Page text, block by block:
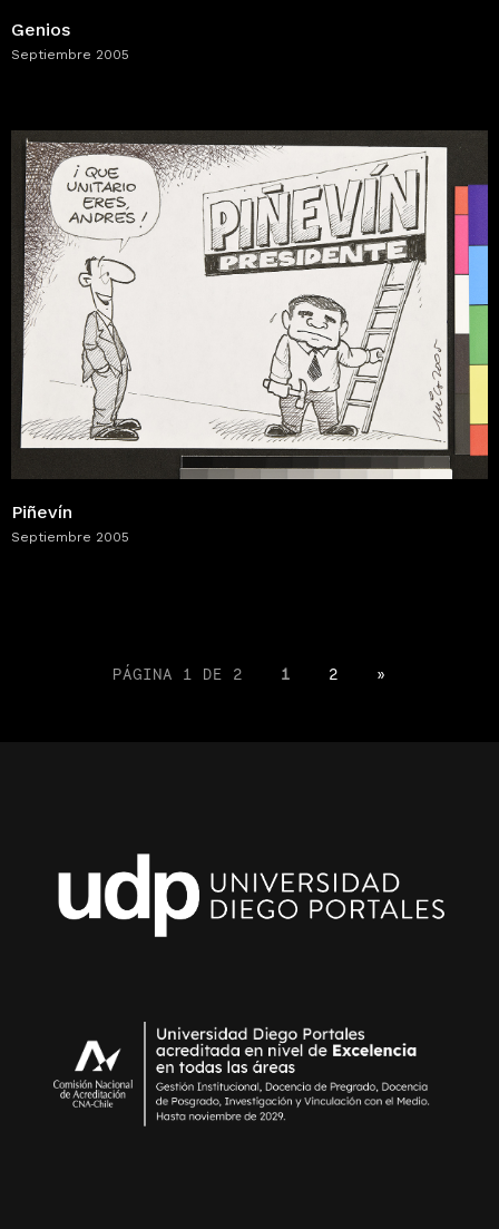
Genios
Septiembre 2005
Piñevín
Septiembre 2005
PÁGINA 1 DE 2 1 2 »